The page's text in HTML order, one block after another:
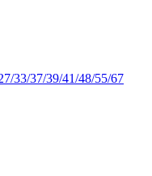
33/37/39/41/48/55/67